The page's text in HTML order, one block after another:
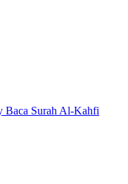
Baca Surah Al-Kahfi